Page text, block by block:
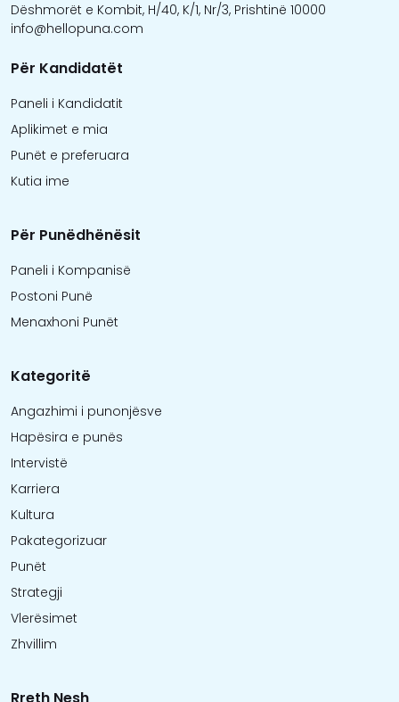
Dëshmorët e Kombit, H/40, K/1, Nr/3, Prishtinë 10000
info@hellopuna.com
Për Kandidatët
Paneli i Kandidatit
Aplikimet e mia
Punët e preferuara
Kutia ime
Për Punëdhënësit
Paneli i Kompanisë
Postoni Punë
Menaxhoni Punët
Kategoritë
Angazhimi i punonjësve
Hapësira e punës
Intervistë
Karriera
Kultura
Pakategorizuar
Punët
Strategji
Vlerësimet
Zhvillim